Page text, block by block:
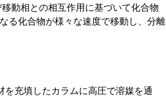
動相との相互作用に基づいて化合物
る化合物が様々な速度で移動し、分離
充填したカラムに高圧で溶媒を通